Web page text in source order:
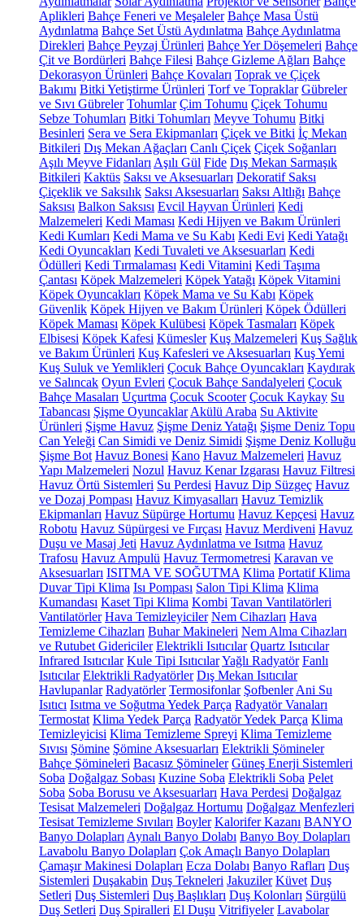
Aplikleri Bahçe Feneri ve Meşaleler Bahçe Masa Üstü
Aydınlatma Bahçe Set Üstü Aydınlatma Bahçe Aydınlatma
Direkleri Bahçe Peyzaj Ürünleri Bahçe Yer Döşemeleri Bahçe
Çit ve Bordürleri Bahçe Filesi Bahçe Gizleme Ağları Bahçe
Dekorasyon Ürünleri Bahçe Kovaları Toprak ve Çiçek
Bakımı Bitki Yetiştirme Ürünleri Torf ve Topraklar Gübreler
ve Sıvı Gübreler Tohumlar Çim Tohumu Çiçek Tohumu
Sebze Tohumları Bitki Tohumları Meyve Tohumu Bitki
Besinleri Sera ve Sera Ekipmanları Çiçek ve Bitki İç Mekan
Bitkileri Dış Mekan Ağaçları Canlı Çiçek Çiçek Soğanları
Aşılı Meyve Fidanları Aşılı Gül Fide Dış Mekan Sarmaşık
Bitkileri Kaktüs Saksı ve Aksesuarları Dekoratif Saksı
Çiçeklik ve Saksılık Saksı Aksesuarları Saksı Altlığı Bahçe
Saksısı Balkon Saksısı Evcil Hayvan Ürünleri Kedi
Malzemeleri Kedi Maması Kedi Hijyen ve Bakım Ürünleri
Kedi Kumları Kedi Mama ve Su Kabı Kedi Evi Kedi Yatağı
Kedi Oyuncakları Kedi Tuvaleti ve Aksesuarları Kedi
Ödülleri Kedi Tırmalaması Kedi Vitamini Kedi Taşıma
Çantası Köpek Malzemeleri Köpek Yatağı Köpek Vitamini
Köpek Oyuncakları Köpek Mama ve Su Kabı Köpek
Güvenlik Köpek Hijyen ve Bakım Ürünleri Köpek Ödülleri
Köpek Maması Köpek Kulübesi Köpek Tasmaları Köpek
Elbisesi Köpek Kafesi Kümesler Kuş Malzemeleri Kuş Sağlık
ve Bakım Ürünleri Kuş Kafesleri ve Aksesuarları Kuş Yemi
Kuş Suluk ve Yemlikleri Çocuk Bahçe Oyuncakları Kaydırak
ve Salıncak Oyun Evleri Çocuk Bahçe Sandalyeleri Çocuk
Bahçe Masaları Uçurtma Çocuk Scooter Çocuk Kaykay Su
Tabancası Şişme Oyuncaklar Akülü Araba Su Aktivite
Ürünleri Şişme Havuz Şişme Deniz Yatağı Şişme Deniz Topu
Can Yeleği Can Simidi ve Deniz Simidi Şişme Deniz Kolluğu
Şişme Bot Havuz Bonesi Kano Havuz Malzemeleri Havuz
Yapı Malzemeleri Nozul Havuz Kenar Izgarası Havuz Filtresi
Havuz Örtü Sistemleri Su Perdesi Havuz Dip Süzgeç Havuz
ve Dozaj Pompası Havuz Kimyasalları Havuz Temizlik
Ekipmanları Havuz Süpürge Hortumu Havuz Kepçesi Havuz
Robotu Havuz Süpürgesi ve Fırçası Havuz Merdiveni Havuz
Duşu ve Masaj Jeti Havuz Aydınlatma ve Isıtma Havuz
Trafosu Havuz Ampulü Havuz Termometresi Karavan ve
Aksesuarları ISITMA VE SOĞUTMA Klima Portatif Klima
Duvar Tipi Klima Isı Pompası Salon Tipi Klima Klima
Kumandası Kaset Tipi Klima Kombi Tavan Vantilatörleri
Vantilatörler Hava Temizleyiciler Nem Cihazları Hava
Temizleme Cihazları Buhar Makineleri Nem Alma Cihazları
ve Rutubet Gidericiler Elektrikli Isıtıcılar Quartz Isıtıcılar
Infrared Isıtıcılar Kule Tipi IsıtıcılarYağlı Radyatör Fanlı
Isıtıcılar Elektrikli Radyatörler Dış Mekan Isıtıcılar
Havlupanlar Radyatörler Termosifonlar Şofbenler Ani Su
Isıtıcı Isıtma ve Soğutma Yedek Parça Radyatör Vanaları
Termostat Klima Yedek Parça Radyatör Yedek Parça Klima
Temizleyicisi Klima Temizleme Spreyi Klima Temizleme
Sıvısı Şömine Şömine Aksesuarları Elektrikli Şömineler
Bahçe Şömineleri Bacasız Şömineler Güneş Enerji Sistemleri
Soba Doğalgaz Sobası Kuzine Soba Elektrikli Soba Pelet
Soba Soba Borusu ve Aksesuarları Hava Perdesi Doğalgaz
Tesisat Malzemeleri Doğalgaz Hortumu Doğalgaz Menfezleri
Tesisat Temizleme Sıvıları Boyler Kalorifer Kazanı BANYO
Banyo Dolapları Aynalı Banyo Dolabı Banyo Boy Dolapları
Lavabolu Banyo Dolapları Çok Amaçlı Banyo Dolapları
Çamaşır Makinesi Dolapları Ecza Dolabı Banyo Rafları Duş
Sistemleri Duşakabin Duş Tekneleri Jakuziler Küvet Duş
Setleri Duş Sistemleri Duş Başlıkları Duş Kolonları Sürgülü
Duş Setleri Duş Spiralleri El Duşu Vitrifiyeler Lavabolar